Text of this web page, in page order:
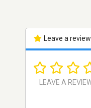
Leave a review